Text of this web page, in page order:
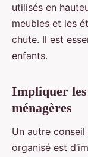
utilisés en
meubles et les
chute. Il est
enfants.
Impliquer les
ménagères
Un autre
organisé est